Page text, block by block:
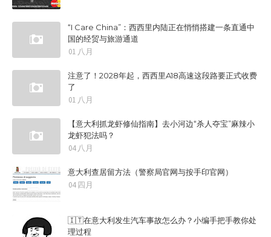
“I Care China”：西西里内陆正在悄悄搭建一条直通中
国的经贸与旅游通道
01 八月
注意了！2028年起，西西里A18高速这段路要正式收费
了
01 八月
【意大利抓龙虾修仙指南】去小河边“杀人夺宝”麻辣小
龙虾犯法吗？
04 八月
意大利查居留方法（警察局官网与按手印官网）
04 四月
🇮🇹在意大利发生汽车事故怎么办？小编手把手教你处
理过程